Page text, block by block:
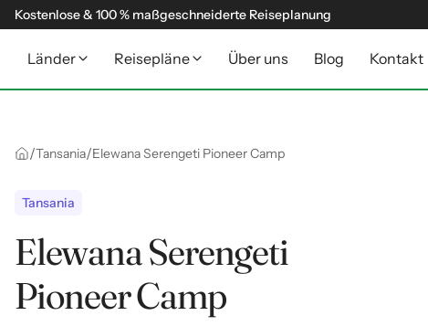
Kostenlose & 100 % maßgeschneiderte Reiseplanung
Länder Reisepläne Über uns Blog Kontakt
/Tansania/Elewana Serengeti Pioneer Camp
Tansania
Elewana Serengeti
Pioneer Camp